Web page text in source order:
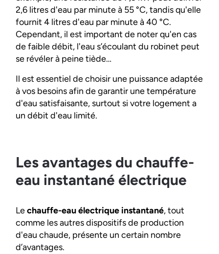
2,6 litres d'eau par minute à 55 °C, tandis qu'elle
fournit 4 litres d'eau par minute à 40 °C.
Cependant, il est important de noter qu'en cas
de faible débit, l'eau s’écoulant du robinet peut
se révéler à peine tiède…
Il est essentiel de choisir une puissance adaptée
à vos besoins afin de garantir une température
d'eau satisfaisante, surtout si votre logement a
un débit d'eau limité.
Les avantages du chauffe-
eau instantané électrique
Lechauffe-eau électrique instantané, tout
comme les autres dispositifs de production
d'eau chaude, présente un certain nombre
d’avantages.